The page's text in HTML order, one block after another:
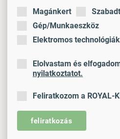
Magánkert
Gép/Munkaeszköz
Elektromos technológiák
Elolvastam és
nyilatkoztatot.
Feliratkozom a ROYAL-
feliratkozás